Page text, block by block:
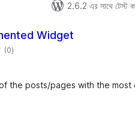
2.6.2 এর সাথে টেস্ট
Widget
(0total
ratings
)
the posts/pages with the most